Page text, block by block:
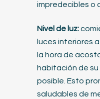
impredecibles o
Nivel de luz:
luces interiores
la hora de
habitación de su
posible. Esto
saludables de